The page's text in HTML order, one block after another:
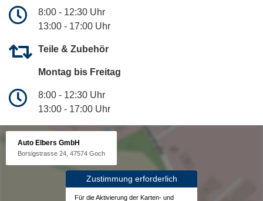
8:00 - 12:30 Uhr
13:00 - 17:00 Uhr
Teile & Zubehör
Montag bis Freitag
8:00 - 12:30 Uhr
13:00 - 17:00 Uhr
Auto Elbers GmbH
Borsigstrasse 24, 47574 Goch
Zustimmung erforderlich
Für die Aktivierung der Karten- und